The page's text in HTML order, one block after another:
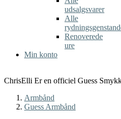
udsalgsvarer
Alle
Renoverede
ure
Min konto
ChrisElli Er en officiel Guess
Armbånd
Guess Armbånd